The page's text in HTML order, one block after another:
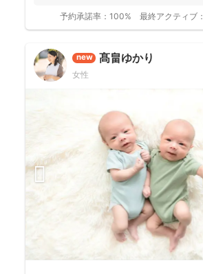
予約承諾率： 100% 最終アクティブ：
new 髙畠ゆかり
女性